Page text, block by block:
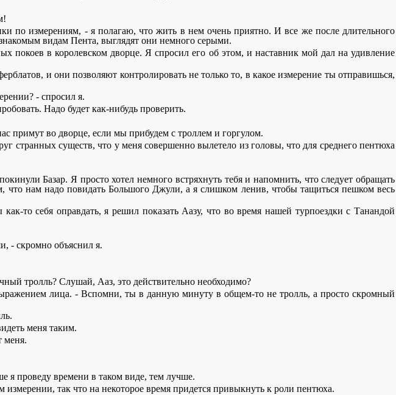
по измерениям, - я полагаю, что жить в нем очень приятно. И все же после длительного
видам Пента, выглядят они немного серыми.
покоев в королевском дворце. Я спросил его об этом, и наставник мой дал на удивление
и они позволяют контролировать не только то, в какое измерение ты отправишься,
- спросил я.
Надо будет как-нибудь проверить.
примут во дворце, если мы прибудем с троллем и горгулом.
странных существ, что у меня совершенно вылетело из головы, что для среднего пентюха
Базар. Я просто хотел немного встряхнуть тебя и напомнить, что следует обращать
нам надо повидать Большого Джули, а я слишком ленив, чтобы тащиться пешком весь
то себя оправдать, я решил показать Аазу, что во время нашей турпоездки с Танандой
- скромно объяснил я.
тролль? Слушай, Ааз, это действительно необходимо?
лица. - Вспомни, ты в данную минуту в общем-то не тролль, а просто скромный
меня таким.
меня.
проведу времени в таком виде, тем лучше.
так что на некоторое время придется привыкнуть к роли пентюха.